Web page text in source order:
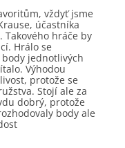
vždyť jsme
účastníka
Takového hráče by
Hrálo se
jednotlivých
Výhodou
protože se
Stojí ale za
dobrý, protože
body ale